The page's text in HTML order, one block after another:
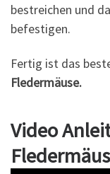
bestreichen und
befestigen.
Fertig ist das
Fledermäuse.
Video